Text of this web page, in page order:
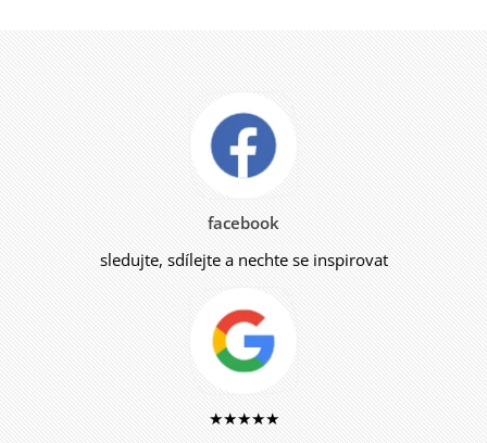
facebook
sledujte, sdílejte a nechte se inspirovat
★★★★★